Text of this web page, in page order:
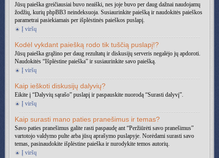
Jūsų paieška greičiausiai buvo neaiški, nes joje buvo per daug dažnai naudojamų
žodžių, kurių phpBB3 neindeksuoja. Susiaurinkite paiešką ir naudokitės paieškos
parametrai pasiekiamais per išplėstinės paieškos puslapį.
Į viršų
Kodėl vykdant paiešką rodo tik tuščią puslapį!?
Jūsų paieška grąžino per daug rezultatų ir diskusijų serveris negalėjo jų apdoroti.
Naudokitės “Išplėstine paieška” ir susiaurinkite savo paiešką.
Į viršų
Kaip ieškoti diskusijų dalyvių?
Eikite į “Dalyvių sąrašo” puslapį ir paspauskite nuorodą “Surasti dalyvį”.
Į viršų
Kaip surasti mano paties pranešimus ir temas?
Savo paties pranešimus galite rasti paspaudę ant “Peržiūrėti savo pranešimus”
vartotojo valdymo pulte arba jūsų aprašymo puslapyje. Norėdami surasti savo
temas, pasinaudokite išplėstine paieška ir nurodykite temos autorių.
Į viršų